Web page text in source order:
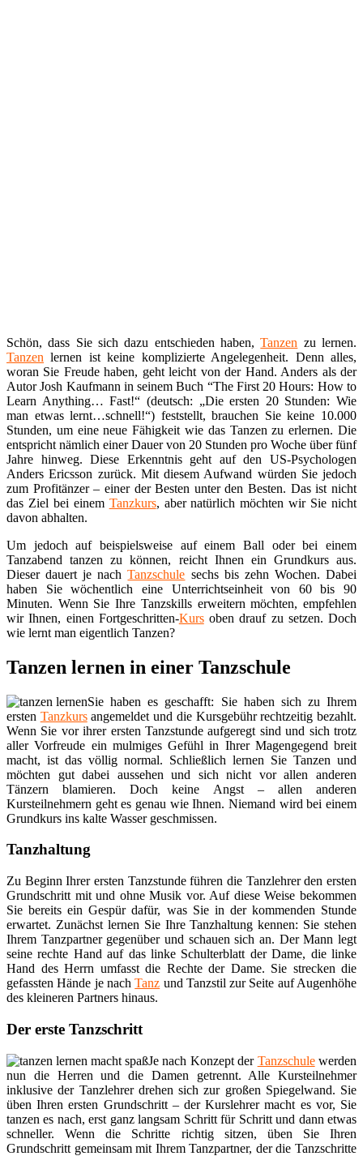
Schön, dass Sie sich dazu entschieden haben,Tanzen zu lernen.
Tanzen lernen ist keine komplizierte Angelegenheit. Denn alles,
woran Sie Freude haben, geht leicht von der Hand. Anders als der
Autor Josh Kaufmann in seinem Buch “The First 20 Hours: How to
Learn Anything… Fast!“ (deutsch: „Die ersten 20 Stunden: Wie
man etwas lernt…schnell!“) feststellt, brauchen Sie keine 10.000
Stunden, um eine neue Fähigkeit wie das Tanzen zu erlernen. Die
entspricht nämlich einer Dauer von 20 Stunden pro Woche über fünf
Jahre hinweg. Diese Erkenntnis geht auf den US-Psychologen
Anders Ericsson zurück. Mit diesem Aufwand würden Sie jedoch
zum Profitänzer – einer der Besten unter den Besten. Das ist nicht
das Ziel bei einem Tanzkurs, aber natürlich möchten wir Sie nicht
davon abhalten.
Um jedoch auf beispielsweise auf einem Ball oder bei einem
Tanzabend tanzen zu können, reicht Ihnen ein Grundkurs aus.
Dieser dauert je nachTanzschule sechs bis zehn Wochen. Dabei
haben Sie wöchentlich eine Unterrichtseinheit von 60 bis 90
Minuten. Wenn Sie Ihre Tanzskills erweitern möchten, empfehlen
wir Ihnen, einen Fortgeschritten-Kursoben drauf zu setzen. Doch
wie lernt man eigentlich Tanzen?
Tanzen lernen in einer Tanzschule
Sie haben es geschafft: Sie haben sich zu Ihrem
ersten Tanzkursangemeldet und die Kursgebühr rechtzeitig bezahlt.
Wenn Sie vor ihrer ersten Tanzstunde aufgeregt sind und sich trotz
aller Vorfreude ein mulmiges Gefühl in Ihrer Magengegend breit
macht, ist das völlig normal. Schließlich lernen Sie Tanzen und
möchten gut dabei aussehen und sich nicht vor allen anderen
Tänzern blamieren. Doch keine Angst – allen anderen
Kursteilnehmern geht es genau wie Ihnen. Niemand wird bei einem
Grundkurs ins kalte Wasser geschmissen.
Tanzhaltung
Zu Beginn Ihrer ersten Tanzstunde führen die Tanzlehrer den ersten
Grundschritt mit und ohne Musik vor. Auf diese Weise bekommen
Sie bereits ein Gespür dafür, was Sie in der kommenden Stunde
erwartet. Zunächst lernen Sie Ihre Tanzhaltung kennen: Sie stehen
Ihrem Tanzpartner gegenüber und schauen sich an. Der Mann legt
seine rechte Hand auf das linke Schulterblatt der Dame, die linke
Hand des Herrn umfasst die Rechte der Dame. Sie strecken die
gefassten Hände je nachTanz und Tanzstil zur Seite auf Augenhöhe
des kleineren Partners hinaus.
Der erste Tanzschritt
Je nach Konzept der Tanzschulewerden
nun die Herren und die Damen getrennt. Alle Kursteilnehmer
inklusive der Tanzlehrer drehen sich zur großen Spiegelwand. Sie
üben Ihren ersten Grundschritt – der Kurslehrer macht es vor, Sie
tanzen es nach, erst ganz langsam Schritt für Schritt und dann etwas
schneller. Wenn die Schritte richtig sitzen, üben Sie Ihren
Grundschritt gemeinsam mit Ihrem Tanzpartner, der die Tanzschritte